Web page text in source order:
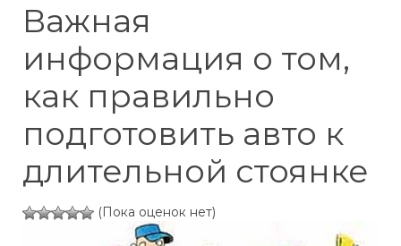
Важная
информация о том,
как правильно
подготовить авто к
длительной стоянке
(Пока оценок нет)